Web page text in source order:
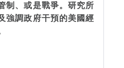
制、或是戰爭。研究所
強調政府干預的美國經